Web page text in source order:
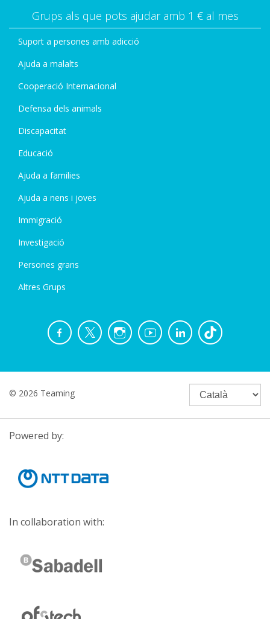
Grups als que pots ajudar amb 1 € al mes
Suport a persones amb adicció
Ajuda a malalts
Cooperació Internacional
Defensa dels animals
Discapacitat
Educació
Ajuda a families
Ajuda a nens i joves
Immigració
Investigació
Persones grans
Altres Grups
© 2026 Teaming
Powered by:
In collaboration with: